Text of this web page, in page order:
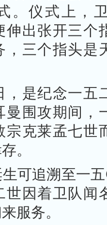
。仪式上，
伸出张开三个
，三个指头是
，是纪念一五
曼围攻期间，
宗克莱孟七世
。
可追溯至一
世因着卫队闻
服务。